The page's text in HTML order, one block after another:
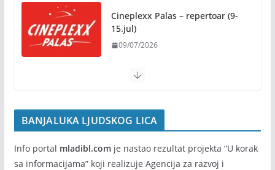
Tradicija i kreativnost u susret
Kočićevim danima
07/08/2026
Cineplexx Palas – repertoar (9-
15.jul)
09/07/2026
BANJALUKA LJUDSKOG LICA
Info portal mladibl.comje nastao rezultat projekta “U korak
sa informacijama” koji realizuje Agencija za razvoj i